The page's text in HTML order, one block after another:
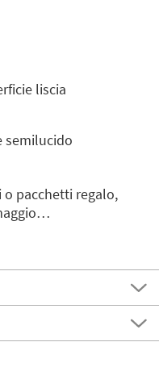
liscia
semilucido
pacchetti regalo,